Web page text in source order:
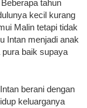
tahun
kecil kurang
Malin tetapi tidak
Intan menjadi anak
baik supaya
berani dengan
keluarganya